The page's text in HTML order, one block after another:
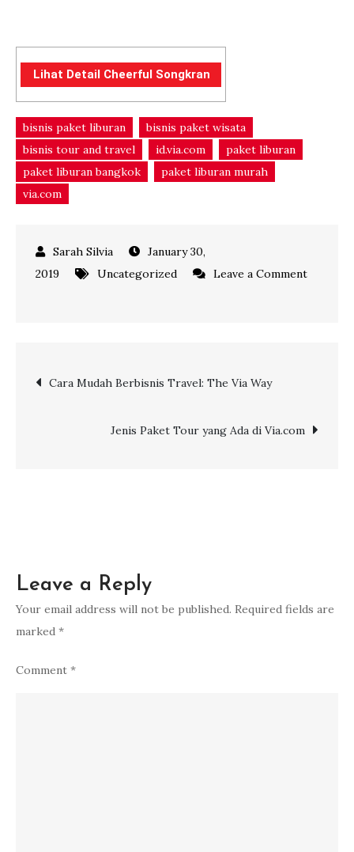
Lihat Detail Cheerful Songkran
bisnis paket liburan
bisnis paket wisata
bisnis tour and travel
id.via.com
paket liburan
paket liburan bangkok
paket liburan murah
via.com
January 30,
2019
Uncategorized
Leave a Comment
Hemat,
Post
navigation
Cara Mudah Berbisnis Travel: The Via Way
Jenis Paket Tour yang Ada di Via.com
Leave a Reply
Your email address will not be published. Required fields are
marked *
Comment *